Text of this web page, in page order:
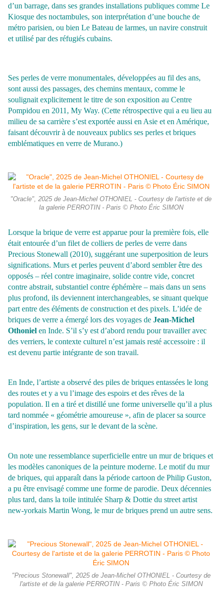
d’un barrage, dans ses grandes installations publiques comme Le
Kiosque des noctambules, son interprétation d’une bouche de
métro parisien, ou bien Le Bateau de larmes, un navire construit
et utilisé par des réfugiés cubains.
Ses perles de verre monumentales, développées au fil des ans,
sont aussi des passages, des chemins mentaux, comme le
soulignait explicitement le titre de son exposition au Centre
Pompidou en 2011, My Way. (Cette rétrospective qui a eu lieu au
milieu de sa carrière s’est exportée aussi en Asie et en Amérique,
faisant découvrir à de nouveaux publics ses perles et briques
emblématiques en verre de Murano.)
"Oracle", 2025 de Jean-Michel OTHONIEL - Courtesy de l'artiste et de
la galerie PERROTIN - Paris © Photo Éric SIMON
Lorsque la brique de verre est apparue pour la première fois, elle
était entourée d’un filet de colliers de perles de verre dans
Precious Stonewall (2010), suggérant une superposition de leurs
significations. Murs et perles peuvent d’abord sembler être des
opposés – réel contre imaginaire, solide contre vide, concret
contre abstrait, substantiel contre éphémère – mais dans un sens
plus profond, ils deviennent interchangeables, se situant quelque
part entre des éléments de construction et des pixels. L’idée de
briques de verre a émergé lors des voyages de Jean-Michel
Othoniel en Inde. S’il s’y est d’abord rendu pour travailler avec
des verriers, le contexte culturel n’est jamais resté accessoire : il
est devenu partie intégrante de son travail.
En Inde, l’artiste a observé des piles de briques entassées le long
des routes et y a vu l’image des espoirs et des rêves de la
population. Il en a tiré et distillé une forme universelle qu’il a plus
tard nommée « géométrie amoureuse », afin de placer sa source
d’inspiration, les gens, sur le devant de la scène.
On note une ressemblance superficielle entre un mur de briques et
les modèles canoniques de la peinture moderne. Le motif du mur
de briques, qui apparaît dans la période cartoon de Philip Guston,
a pu être envisagé comme une forme de parodie. Deux décennies
plus tard, dans la toile intitulée Sharp & Dottie du street artist
new-yorkais Martin Wong, le mur de briques prend un autre sens.
"Precious Stonewall", 2025 de Jean-Michel OTHONIEL - Courtesy de
l'artiste et de la galerie PERROTIN - Paris © Photo Éric SIMON